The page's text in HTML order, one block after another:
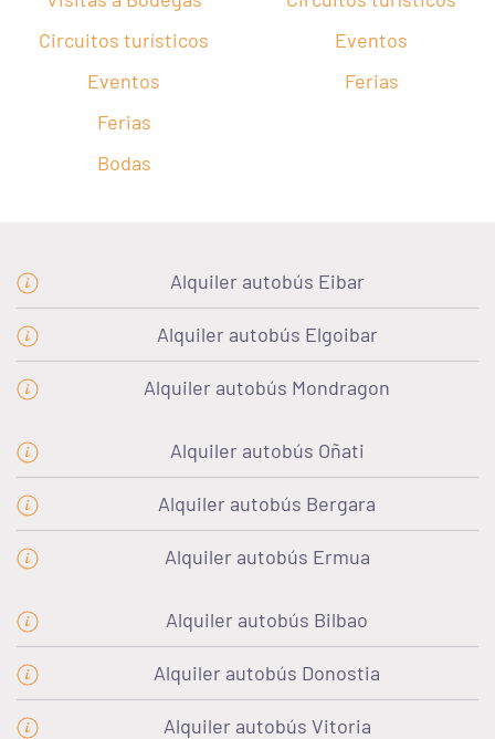
Circuitos turísticos
Eventos
Ferias
Bodas
Eventos
Ferias
Alquiler autobús Eibar
Alquiler autobús Elgoibar
Alquiler autobús Mondragon
Alquiler autobús Oñati
Alquiler autobús Bergara
Alquiler autobús Ermua
Alquiler autobús Bilbao
Alquiler autobús Donostia
Alquiler autobús Vitoria